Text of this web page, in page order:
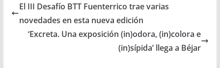
El III Desafío BTT Fuenterrico trae varias
novedades en esta nueva edición
‘Excreta. Una exposición (in)odora, (in)colora e
(in)sípida’ llega a Béjar